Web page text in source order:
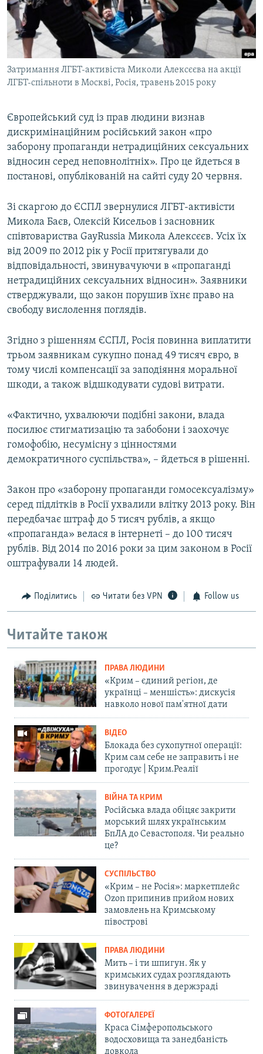
ВІДЕОУРОКИ «ELIFBE»
СВІДЧЕННЯ ОКУПАЦІЇ
УКРАЇНСЬКА ПРОБЛЕМА КРИМУ
ІНФОГРАФІКА
Русский
Qırımtatar
ДОЛУЧАЙСЯ!
Усі сайти RFE/RL
Затримання ЛГБТ-активіста Миколи Алексєєва на акції
ЛГБТ-спільноти в Москві, Росія, травень 2015 року
Європейський суд із прав людини визнав
дискримінаційним російський закон «про
заборону пропаганди нетрадиційних сексуальних
відносин серед неповнолітніх». Про це йдеться в
постанові, опублікованій на сайті суду 20 червня.
Зі скаргою до ЄСПЛ звернулися ЛГБТ-активісти
Микола Баєв, Олексій Кисельов і засновник
співтовариства GayRussia Микола Алексєєв. Усіх їх
від 2009 по 2012 рік у Росії притягували до
відповідальності, звинувачуючи в «пропаганді
нетрадиційних сексуальних відносин». Заявники
стверджували, що закон порушив їхнє право на
свободу вислолення поглядів.
Згідно з рішенням ЄСПЛ, Росія повинна виплатити
трьом заявникам сукупно понад 49 тисяч євро, в
тому числі компенсації за заподіяння моральної
шкоди, а також відшкодувати судові витрати.
«Фактично, ухвалюючи подібні закони, влада
посилює стигматизацію та забобони і заохочує
гомофобію, несумісну з цінностями
демократичного суспільства», – йдеться в рішенні.
Закон про «заборону пропаганди гомосексуалізму»
серед підлітків в Росії ухвалили влітку 2013 року. Він
передбачає штраф до 5 тисяч рублів, а якщо
«пропаганда» велася в інтернеті – до 100 тисяч
рублів. Від 2014 по 2016 роки за цим законом в Росії
оштрафували 14 людей.
Поділитись Читати без VPN Follow us
Читайте також
ПРАВА ЛЮДИНИ
«Крим – єдиний регіон, де
українці – меншість»: дискусія
навколо нової пам'ятної дати
ВІДЕО
Блокада без сухопутної операції:
Крим сам себе не заправить і не
прогодує | Крим.Реалії
ВІЙНА ТА КРИМ
Російська влада обіцяє закрити
морський шлях українським
БпЛА до Севастополя. Чи реально
це?
СУСПІЛЬСТВО
«Крим – не Росія»: маркетплейс
Ozon припинив прийом нових
замовлень на Кримському
півострові
ПРАВА ЛЮДИНИ
Мить – і ти шпигун. Як у
кримських судах розглядають
звинувачення в держзраді
ФОТОГАЛЕРЕЇ
Краса Сімферопольського
водосховища та занедбаність
довкола